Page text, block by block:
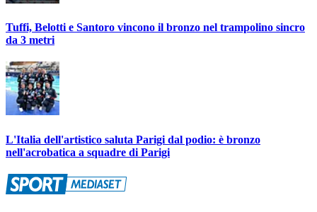
Tuffi, Belotti e Santoro vincono il bronzo nel trampolino sincro
da 3 metri
L'Italia dell'artistico saluta Parigi dal podio: è bronzo
nell'acrobatica a squadre di Parigi